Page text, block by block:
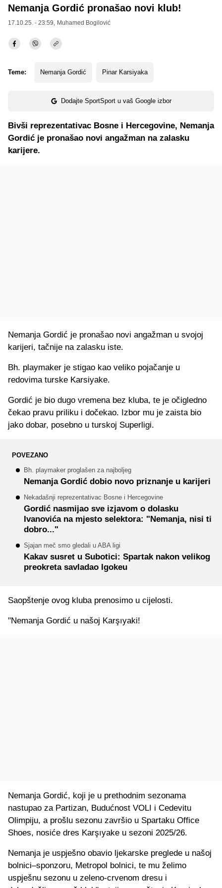
Nemanja Gordić pronašao novi klub!
17.10.25. - 23:59, Muhamed Bogilović
Teme: Nemanja Gordić Pinar Karsiyaka
Dodajte SportSport u vaš Google izbor
Bivši reprezentativac Bosne i Hercegovine, Nemanja
Gordić je pronašao novi angažman na zalasku
karijere.
Nemanja Gordić je pronašao novi angažman u svojoj
karijeri, tačnije na zalasku iste.
Bh. playmaker je stigao kao veliko pojačanje u
redovima turske Karsiyake.
Gordić je bio dugo vremena bez kluba, te je očigledno
čekao pravu priliku i dočekao. Izbor mu je zaista bio
jako dobar, posebno u turskoj Superligi.
POVEZANO
Bh. playmaker proglašen za najboljeg
Nemanja Gordić dobio novo priznanje u karijeri
Nekadašnji reprezentativac Bosne i Hercegovine
Gordić nasmijao sve izjavom o dolasku
Ivanovića na mjesto selektora: "Nemanja, nisi ti
dobro..."
Sjajan meč smo gledali u ABA ligi
Kakav susret u Subotici: Spartak nakon velikog
preokreta savladao Igokeu
Saopštenje ovog kluba prenosimo u cijelosti.
"Nemanja Gordić u našoj Karşıyaki!
Nemanja Gordić, koji je u prethodnim sezonama
nastupao za Partizan, Budućnost VOLI i Cedevitu
Olimpiju, a prošlu sezonu završio u Spartaku Office
Shoes, nosiće dres Karşıyake u sezoni 2025/26.
Nemanja je uspješno obavio ljekarske preglede u našoj
bolnici–sponzoru, Metropol bolnici, te mu želimo
uspješnu sezonu u zeleno-crvenom dresu i